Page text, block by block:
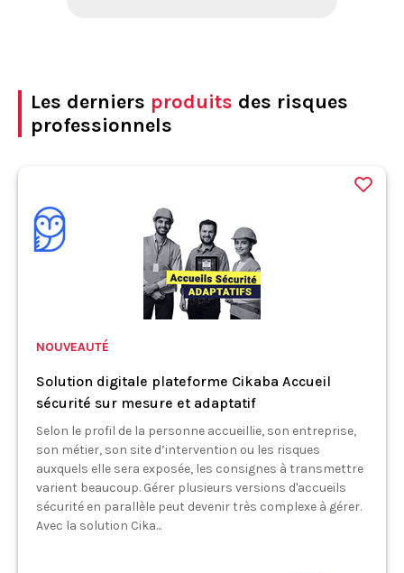
Les derniers produits des risques
professionnels
NOUVEAUTÉ
Solution digitale plateforme Cikaba Accueil
sécurité sur mesure et adaptatif
Selon le profil de la personne accueillie, son entreprise,
son métier, son site d’intervention ou les risques
auxquels elle sera exposée, les consignes à transmettre
varient beaucoup. Gérer plusieurs versions d'accueils
sécurité en parallèle peut devenir très complexe à gérer.
Avec la solution Cika...